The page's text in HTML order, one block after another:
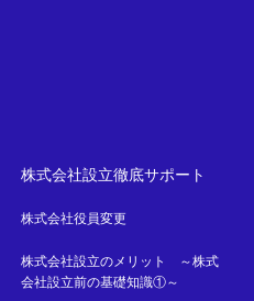
株式会社設立徹底サポート
株式会社役員変更
株式会社設立のメリット ～株式
会社設立前の基礎知識①～